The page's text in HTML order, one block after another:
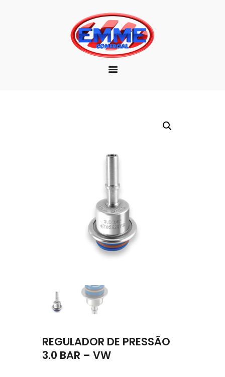
EMPRESA
MARCAS
PRODUTOS
REGULADOR DE PRESSÃO
3.0 BAR – VW